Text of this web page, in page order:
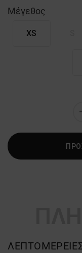
Μέγεθος
XS